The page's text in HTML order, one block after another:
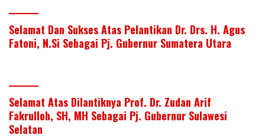
Selamat Dan Sukses Atas Pelantikan Dr. Drs. H. Agus
Fatoni, N.Si Sebagai Pj. Gubernur Sumatera Utara
Selamat Atas Dilantiknya Prof. Dr. Zudan Arif
Fakrulloh, SH, MH Sebagai Pj. Gubernur Sulawesi
Selatan